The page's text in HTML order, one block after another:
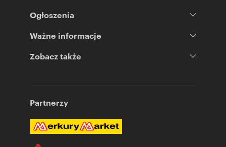
Ogłoszenia
Ważne informacje
Zobacz także
Partnerzy